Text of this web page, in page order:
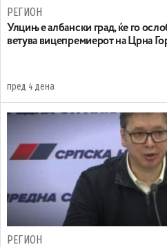
РЕГИОН
Улцињ е албански град, ќе го
ветува вицепремиерот на Црна
пред 4 дена
РЕГИОН